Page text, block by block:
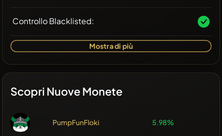
Controllo Blacklisted:
Mostra di più
Scopri Nuove Monete
PumpFunFloki 5.98%